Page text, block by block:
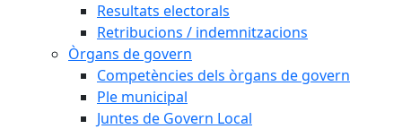
Resultats electorals
Retribucions / indemnitzacions
Òrgans de govern
Competències dels òrgans de govern
Ple municipal
Juntes de Govern Local